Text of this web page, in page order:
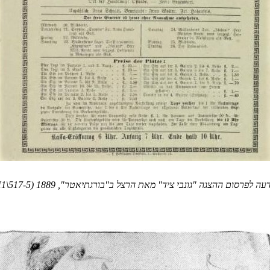
לפרסום ההצגה "גונבי ציד" מאת הרצל ב"בורגתיאטר", 1889 ( 5